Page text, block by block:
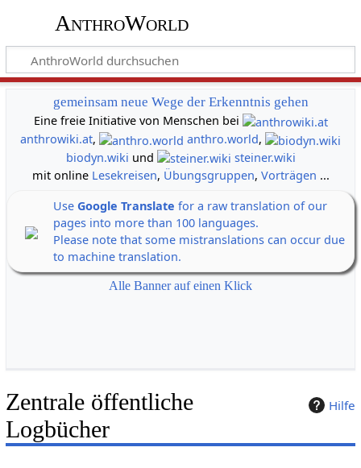
AnthroWorld
gemeinsam neue Wege der Erkenntnis gehen
Eine freie Initiative von Menschen bei
anthrowiki.at, anthro.world,
biodyn.wiki und
steiner.wiki
mit online Lesekreisen, Übungsgruppen, Vorträgen ...
Use Google Translate for a raw translation of our
pages into more than 100 languages.
Please note that some mistranslations can occur due
to machine translation.
Alle Banner auf einen Klick
Hilfe
Zentrale öffentliche
Logbücher